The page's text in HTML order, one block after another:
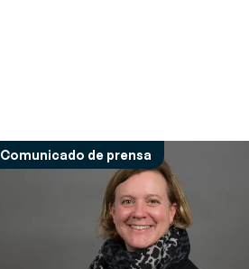
Comunicado de prensa